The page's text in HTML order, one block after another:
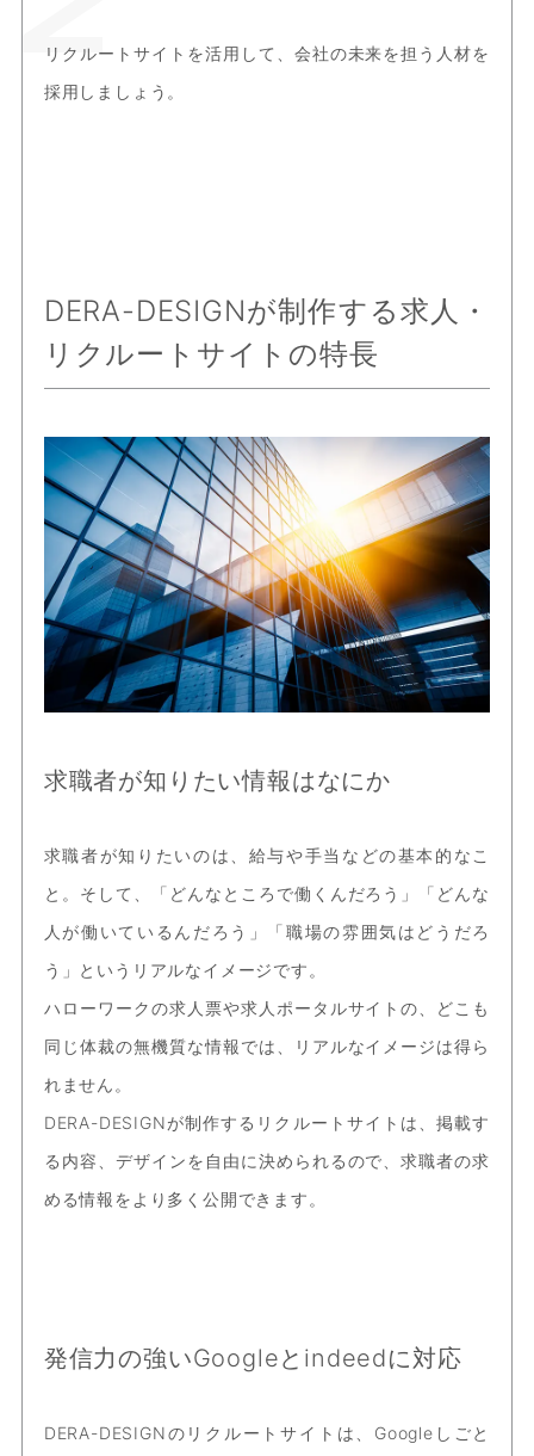
リクルートサイトを活用して、会社の未来を担う人材を
採用しましょう。
DERA-DESIGNが制作する求人・
リクルートサイトの特長
求職者が知りたい情報はなにか
求職者が知りたいのは、給与や手当などの基本的なこ
と。そして、「どんなところで働くんだろう」「どんな
人が働いているんだろう」「職場の雰囲気はどうだろ
う」というリアルなイメージです。
ハローワークの求人票や求人ポータルサイトの、どこも
同じ体裁の無機質な情報では、リアルなイメージは得ら
れません。
DERA-DESIGNが制作するリクルートサイトは、掲載す
る内容、デザインを自由に決められるので、求職者の求
める情報をより多く公開できます。
発信力の強いGoogleとindeedに対応
DERA-DESIGNのリクルートサイトは、Googleしごと